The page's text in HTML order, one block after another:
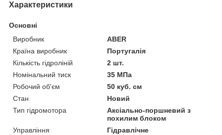
Характеристики
Основні
Виробник
ABER
Країна виробник
Португалія
Кількість гідроліній
2 шт.
Номінальний тиск
35 МПа
Робочий об'єм
50 куб. см
Стан
Новий
Тип гідромотора
Аксіально-поршневий з
похилим блоком
Управління
Гідравлічне